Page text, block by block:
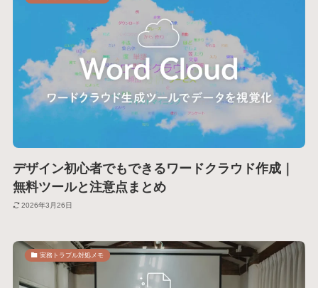
デザイン初心者でもできるワードクラウド作成｜
無料ツールと注意点まとめ
2026年3月26日
実務トラブル対処メモ